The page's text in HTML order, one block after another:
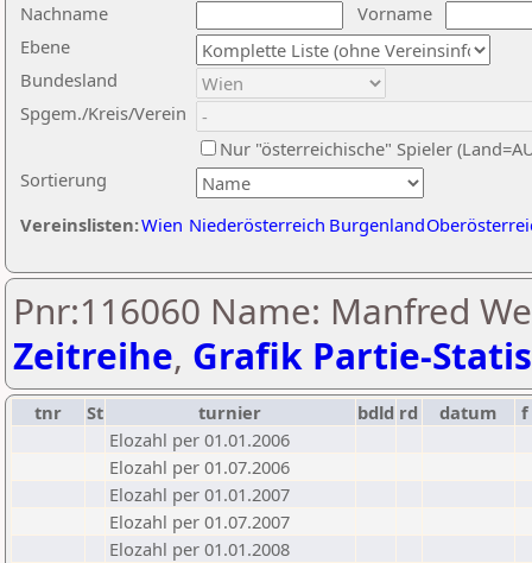
Nachname
Vorname
Ebene
Sortierung
Bundesland
Spgem./Kreis/Verein
Nur "österreichische" Spieler
Vereinslisten:Wien Niederösterreich Burgenland
Pnr:116060 Name: Manfred
Zeitreihe, Grafik Partie-
tnr St turnier bdld rd datum
f
Elozahl per 01.01.2006
Elozahl per 01.07.2006
Elozahl per 01.01.2007
Elozahl per 01.07.2007
Elozahl per 01.01.2008